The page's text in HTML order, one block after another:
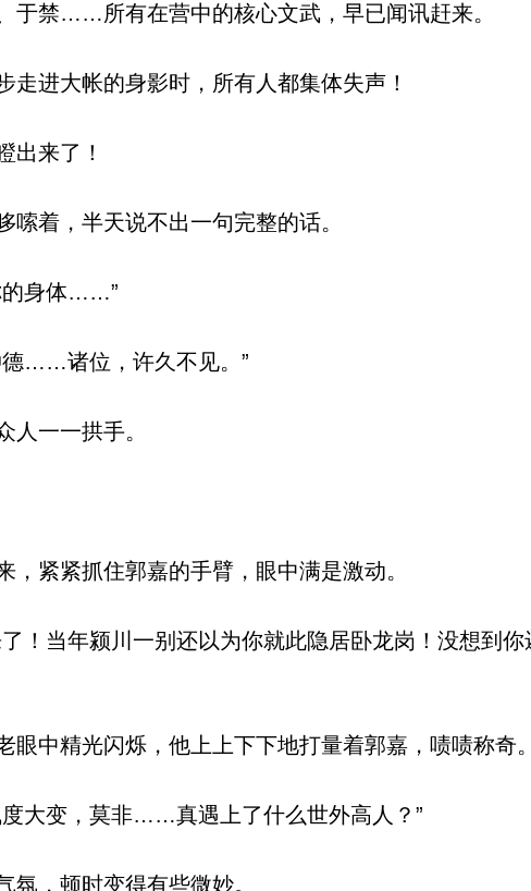
禁……所有在营中的核心文武，早已闻讯赶来。
进大帐的身影时，所有人都集体失声！
来了！
着，半天说不出一句完整的话。
身体……”
……诸位，许久不见。”
一一拱手。
紧紧抓住郭嘉的手臂，眼中满是激动。
当年颍川一别还以为你就此隐居卧龙岗！没想到你
中精光闪烁，他上上下下地打量着郭嘉，啧啧称奇
大变，莫非……真遇上了什么世外高人？”
，顿时变得有些微妙。